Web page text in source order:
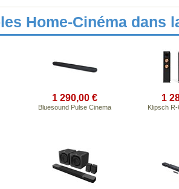
Home-Cinéma dans
1 290,00 €
Bluesound Pulse Cinema
1
Klipsch